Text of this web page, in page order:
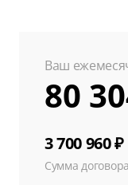
Ваш
80
3 700 960 ₽
Сумма